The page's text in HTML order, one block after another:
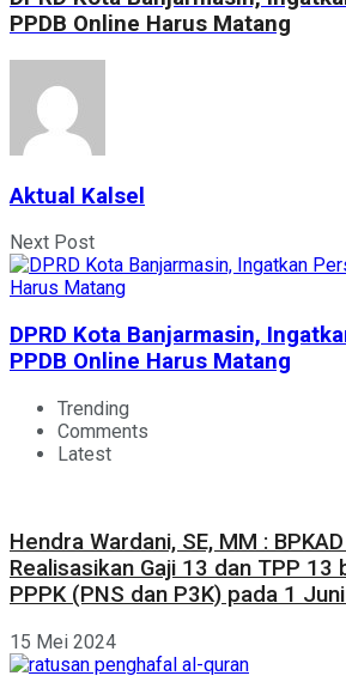
PPDB Online Harus Matang
Aktual Kalsel
Next Post
DPRD Kota Banjarmasin,
PPDB Online Harus Matang
Trending
Comments
Latest
Hendra Wardani, SE, MM :
Realisasikan Gaji 13 dan TPP 13
PPPK (PNS dan P3K) pada 1
15 Mei 2024